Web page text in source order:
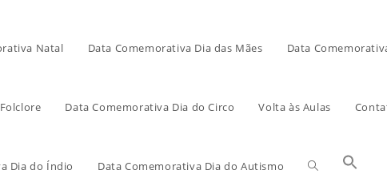
Natal Data Comemorativa Dia das Mães Data
Data Comemorativa Dia do Circo Volta às Aulas
Dia do Índio Data Comemorativa Dia do Autismo